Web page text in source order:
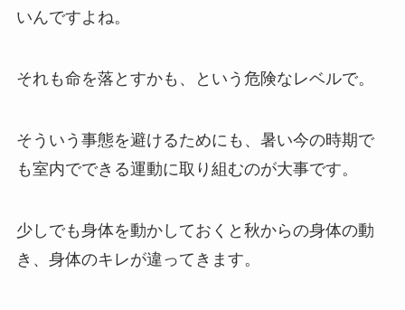
いんですよね。
それも命を落とすかも、という危険なレベルで。
そういう事態を避けるためにも、暑い今の時期で
も室内でできる運動に取り組むのが大事です。
少しでも身体を動かしておくと秋からの身体の動
き、身体のキレが違ってきます。